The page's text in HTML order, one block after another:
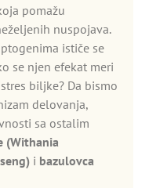
pomažu
nuspojava.
ističe se
se njen efekat meri
biljke? Da bismo
delovanja,
sa ostalim
(Withania
i bazulovca